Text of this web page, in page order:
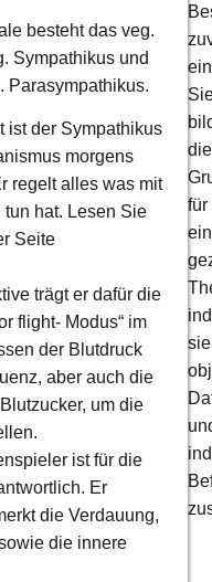
besteht das veg.
Sympathikus und
Parasympathikus.
ist der Sympathikus
morgens
regelt alles was mit
hat. Lesen Sie
Seite
trägt er dafür die
flight- Modus“ im
der Blutdruck
aber auch die
um die
ist für die
Er
die Verdauung,
die innere
die
für
sie